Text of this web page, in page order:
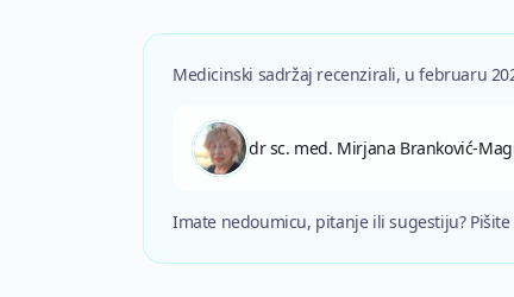
Medicinski sadržaj recenzirali, u februaru
dr sc. med. Mirjana Branković-
Imate nedoumicu, pitanje ili sugestiju?